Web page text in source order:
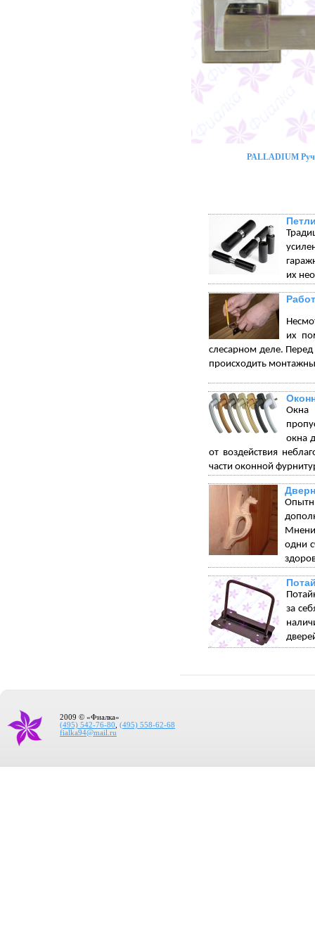
PALLADIUM
их
их
слесарном деле. Перед
происходить
Окна
окна
от воздействия
части оконной
одни
за
2009 © «Фиалка»
(495) 542-76-80
(495) 558-62-68
fialka94@mail.ru